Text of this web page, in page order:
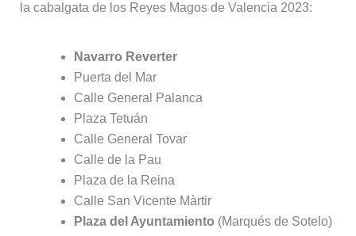
la cabalgata de los Reyes Magos de Valencia 2023:
Navarro Reverter
Puerta del Mar
Calle General Palanca
Plaza Tetuán
Calle General Tovar
Calle de la Pau
Plaza de la Reina
Calle San Vicente Màrtir
Plaza del Ayuntamiento (Marqués de Sotelo)